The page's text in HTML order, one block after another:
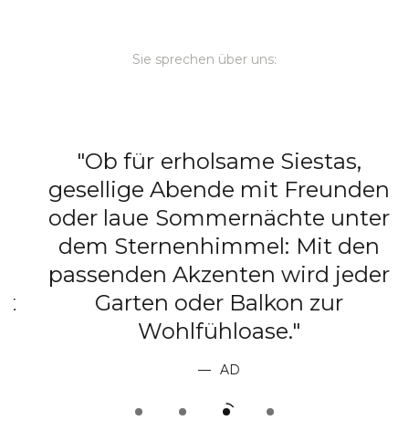
Sie sprechen über uns:
"Ob für erholsame Siestas,
gesellige Abende mit Freunden
oder laue Sommernächte unter
dem Sternenhimmel: Mit den
passenden Akzenten wird jeder
Garten oder Balkon zur
Wohlfühloase."
AD